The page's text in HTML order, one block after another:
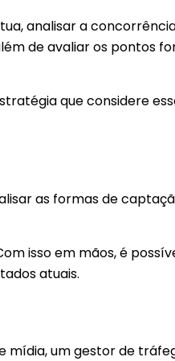
analisar a
de avaliar os pontos
que considere
as formas de
isso em mãos, é
atuais.
mídia, um gestor de